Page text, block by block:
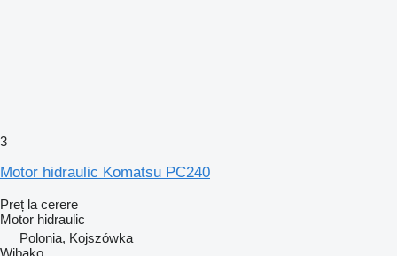
3
Motor hidraulic Komatsu PC240
Preț la cerere
Motor hidraulic
Polonia, Kojszówka
Wibako